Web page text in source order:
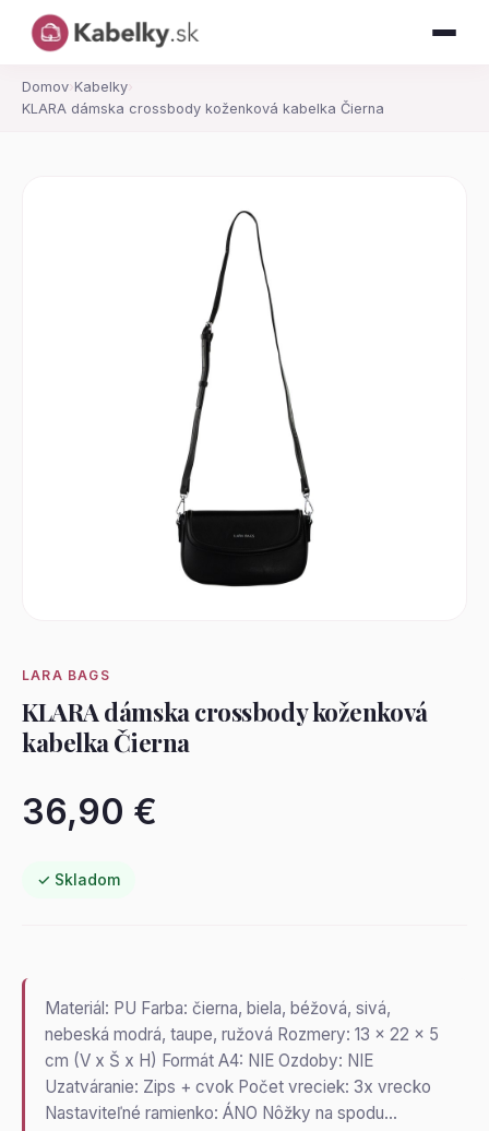
Domov› Kabelky›
KLARA dámska crossbody koženková kabelka Čierna
LARA BAGS
KLARA dámska crossbody koženková
kabelka Čierna
36,90 €
✓ Skladom
Materiál: PU Farba: čierna, biela, béžová, sivá,
nebeská modrá, taupe, ružová Rozmery: 13 x 22 x 5
cm (V x Š x H) Formát A4: NIE Ozdoby: NIE
Uzatváranie: Zips + cvok Počet vreciek: 3x vrecko
Nastaviteľné ramienko: ÁNO Nôžky na spodu…